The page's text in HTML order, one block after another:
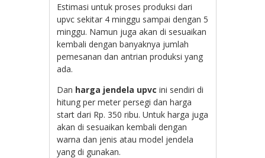
Estimasi untuk proses produksi dari
upvc sekitar 4 minggu sampai dengan 5
minggu. Namun juga akan di sesuaikan
kembali dengan banyaknya jumlah
pemesanan dan antrian produksi yang
ada.
Dan harga jendela upvc ini sendiri di
hitung per meter persegi dan harga
start dari Rp. 350 ribu. Untuk harga juga
akan di sesuaikan kembali dengan
warna dan jenis atau model jendela
yang di gunakan.